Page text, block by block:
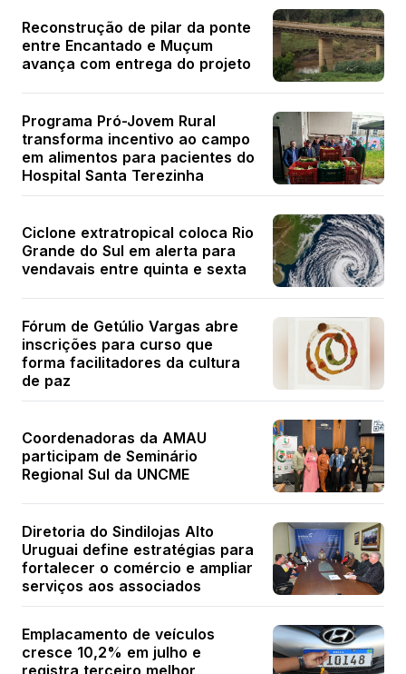
Reconstrução de pilar da ponte
entre Encantado e Muçum
avança com entrega do projeto
Programa Pró-Jovem Rural
transforma incentivo ao campo
em alimentos para pacientes do
Hospital Santa Terezinha
Ciclone extratropical coloca Rio
Grande do Sul em alerta para
vendavais entre quinta e sexta
Fórum de Getúlio Vargas abre
inscrições para curso que
forma facilitadores da cultura
de paz
Coordenadoras da AMAU
participam de Seminário
Regional Sul da UNCME
Diretoria do Sindilojas Alto
Uruguai define estratégias para
fortalecer o comércio e ampliar
serviços aos associados
Emplacamento de veículos
cresce 10,2% em julho e